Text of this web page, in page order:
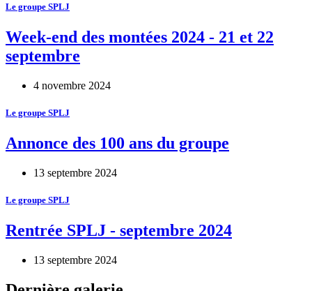
Le groupe SPLJ
Week-end des montées 2024 - 21 et 22
septembre
4 novembre 2024
Le groupe SPLJ
Annonce des 100 ans du groupe
13 septembre 2024
Le groupe SPLJ
Rentrée SPLJ - septembre 2024
13 septembre 2024